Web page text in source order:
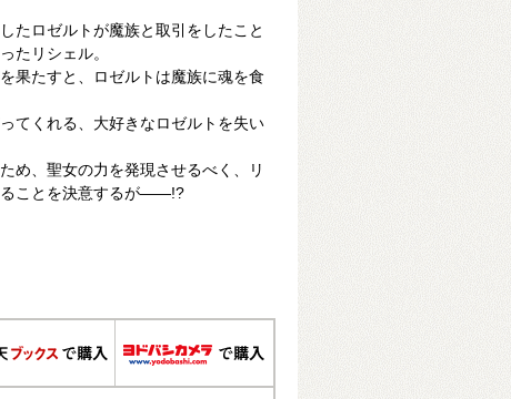
たロゼルトが魔族と取引をしたこと
たリシェル。
果たすと、ロゼルトは魔族に魂を食
てくれる、大好きなロゼルトを失い
め、聖女の力を発現させるべく、リ
ることを決意するが――!?